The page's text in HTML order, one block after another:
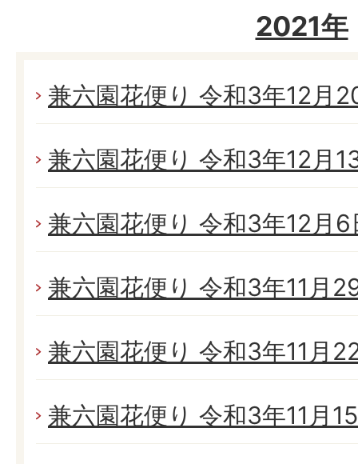
2021年
兼六園花便り 令和3年12月
兼六園花便り 令和3年12月
兼六園花便り 令和3年12月
兼六園花便り 令和3年11月
兼六園花便り 令和3年11月
兼六園花便り 令和3年11月